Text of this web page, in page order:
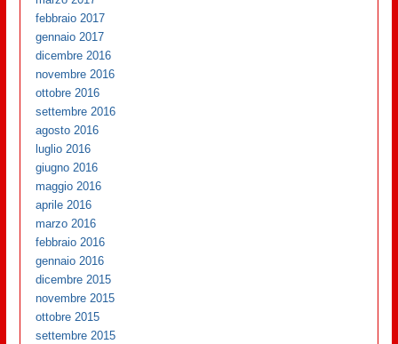
febbraio 2017
gennaio 2017
dicembre 2016
novembre 2016
ottobre 2016
settembre 2016
agosto 2016
luglio 2016
giugno 2016
maggio 2016
aprile 2016
marzo 2016
febbraio 2016
gennaio 2016
dicembre 2015
novembre 2015
ottobre 2015
settembre 2015